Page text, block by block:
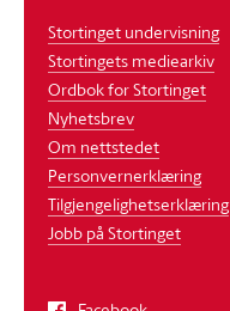
Stortinget undervisning
Stortingets mediearkiv
Ordbok for Stortinget
Nyhetsbrev
Om nettstedet
Personvernerklæring
Tilgjengelighetserklæring
Jobb på Stortinget